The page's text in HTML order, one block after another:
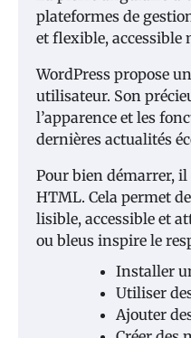
plateformes de
et flexible, accessible
WordPress propose
utilisateur. Son
l’apparence et les
dernières actualités
Pour bien démarrer, il
HTML. Cela permet
lisible, accessible et
ou bleus inspire le
Installer
Utiliser
Ajouter